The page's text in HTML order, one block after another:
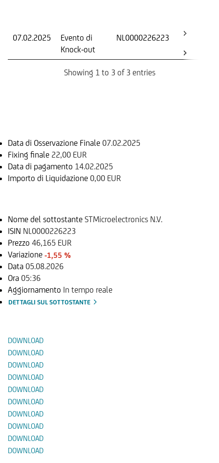
07.02.2025
Evento di
Knock-out
NL0000226223
Showing 1 to 3 of 3 entries
Data di Osservazione Finale 07.02.2025
Fixing finale 22,00 EUR
Data di pagamento 14.02.2025
Importo di Liquidazione 0,00 EUR
Nome del sottostante STMicroelectronics N.V.
ISIN NL0000226223
Prezzo 46,165 EUR
Variazione -1,55 %
Data 05.08.2026
Ora 05:36
Aggiornamento In tempo reale
DETTAGLI SUL SOTTOSTANTE
DOWNLOAD
DOWNLOAD
DOWNLOAD
DOWNLOAD
DOWNLOAD
DOWNLOAD
DOWNLOAD
DOWNLOAD
DOWNLOAD
DOWNLOAD